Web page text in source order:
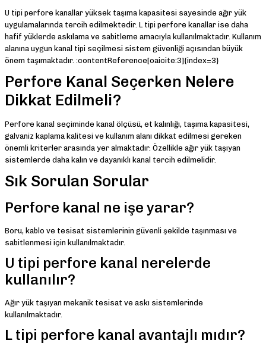
U tipi perfore kanallar yüksek taşıma kapasitesi sayesinde ağır yük
uygulamalarında tercih edilmektedir. L tipi perfore kanallar ise daha
hafif yüklerde askılama ve sabitleme amacıyla kullanılmaktadır. Kullanım
alanına uygun kanal tipi seçilmesi sistem güvenliği açısından büyük
önem taşımaktadır. :contentReference[oaicite:3]{index=3}
Perfore Kanal Seçerken Nelere
Dikkat Edilmeli?
Perfore kanal seçiminde kanal ölçüsü, et kalınlığı, taşıma kapasitesi,
galvaniz kaplama kalitesi ve kullanım alanı dikkat edilmesi gereken
önemli kriterler arasında yer almaktadır. Özellikle ağır yük taşıyan
sistemlerde daha kalın ve dayanıklı kanal tercih edilmelidir.
Sık Sorulan Sorular
Perfore kanal ne işe yarar?
Boru, kablo ve tesisat sistemlerinin güvenli şekilde taşınması ve
sabitlenmesi için kullanılmaktadır.
U tipi perfore kanal nerelerde
kullanılır?
Ağır yük taşıyan mekanik tesisat ve askı sistemlerinde
kullanılmaktadır.
L tipi perfore kanal avantajlı mıdır?